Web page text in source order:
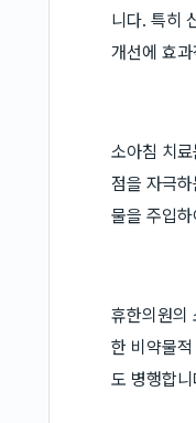
니다. 특히
개선에 효
소아침 치
점을 자극
물을 주입
휴한의원의
한 비약물
도 병행합니